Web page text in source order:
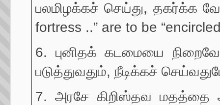
பலமிழக்கச் செய்து, தகர்க்க
fortress ..” are to be
6. புனிதக் கடமையை
படுத்துவதும், நீடிக்கச்
7. அரசே கிறிஸ்தவ மதத்தை